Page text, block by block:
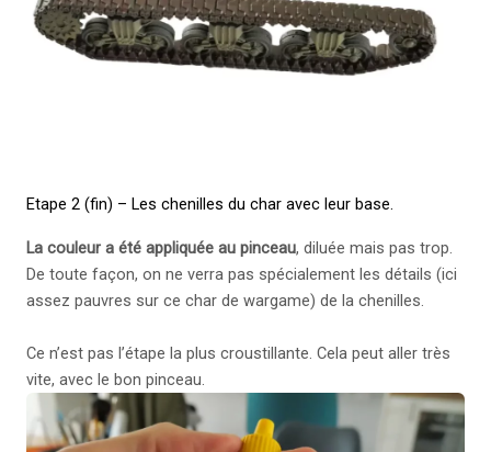
Etape 2 (fin) – Les chenilles du char avec leur base.
La couleur a été appliquée au pinceau, diluée mais pas trop.
De toute façon, on ne verra pas spécialement les détails (ici
assez pauvres sur ce char de wargame) de la chenilles.
Ce n’est pas l’étape la plus croustillante. Cela peut aller très
vite, avec le bon pinceau.